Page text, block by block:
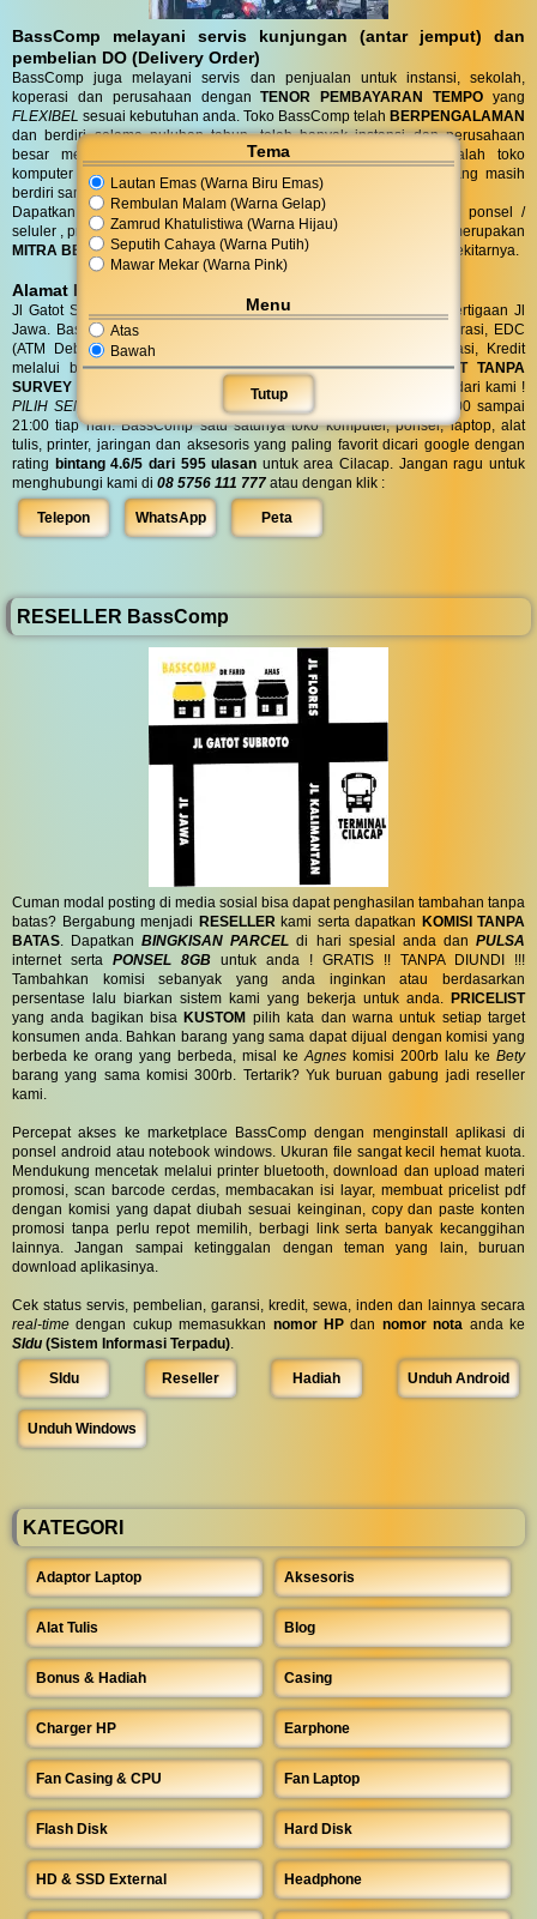
Tema
Lautan Emas (Warna Biru Emas)
Rembulan Malam (Warna Gelap)
Zamrud Khatulistiwa (Warna Hijau)
Seputih Cahaya (Warna Putih)
Mawar Mekar (Warna Pink)
Menu
Atas
Bawah
Tutup
BassComp melayani servis kunjungan (antar jemput) dan
pembelian DO (Delivery Order)
BassComp juga melayani servis dan penjualan untuk instansi, sekolah,
koperasi dan perusahaan denganTENOR PEMBAYARAN TEMPO yang
FLEXIBEL sesuai kebutuhan anda. Toko BassComp telah BERPENGALAMAN
dan berdiri selama puluhan tahun, telah banyak instansi dan perusahaan
besar mempercayai kehandalan teknisi kami. BassComp adalah toko
komputer termurah dan terlengkap serta
TERTUA
asli cilacap yang masih
berdiri sampai saat ini.
Dapatkan penawaran terbaik untuk kebutuhan komputer, laptop, ponsel /
seluler , printer, alat tulis, jaringan dan aksesoris anda. Bass Comp merupakan
MITRA BELANJA dan SERVIS TERPERCAYA
warga Cilacap dan sekitarnya.
Alamat BassComp
Jl Gatot Subroto no 47 Cilacap (100 meter selatan terminal) di pertigaan Jl
Jawa. BassComp melayani pembelian tunai, SIPLAH, BMT / Koperasi, EDC
(ATM Debit dan Kartu Kredit), QRIS, Transfer realtime terintegrasi, Kredit
melalui berbagai leasing.KREDITdi BassComp prosesCEPAT TANPA
SURVEY (RO)
DapatkanBONUS
aksesories spesial dari kami !
PILIH SENDIRI
Langsung tanpa diundi ! BassComp buka jam 08:00 sampai
21:00 tiap hari. BassComp satu satunya toko komputer, ponsel, laptop, alat
tulis, printer, jaringan dan aksesoris yang paling favorit dicari google dengan
rating bintang 4.6/5 dari 595 ulasan untuk area Cilacap. Jangan ragu untuk
menghubungi kami di 08 5756 111 777 atau dengan klik :
Telepon WhatsApp Peta
RESELLER BassComp
Cuman modal posting di media sosial bisa dapat penghasilan tambahan tanpa
batas? Bergabung menjadi RESELLERkami serta dapatkan KOMISI TANPA
BATAS. DapatkanBINGKISAN PARCEL di hari spesial anda danPULSA
internet serta PONSEL 8GB untuk anda ! GRATIS !! TANPA DIUNDI !!!
Tambahkan komisi sebanyak yang anda inginkan atau berdasarkan
persentase lalu biarkan sistem kami yang bekerja untuk anda. PRICELIST
yang anda bagikan bisaKUSTOM pilih kata dan warna untuk setiap target
konsumen anda. Bahkan barang yang sama dapat dijual dengan komisi yang
berbeda ke orang yang berbeda, misal keAgnes komisi 200rb lalu ke Bety
barang yang sama komisi 300rb. Tertarik? Yuk buruan gabung jadi reseller
kami.
Percepat akses ke marketplace BassComp dengan menginstall aplikasi di
ponsel android atau notebook windows. Ukuran file sangat kecil hemat kuota.
Mendukung mencetak melalui printer bluetooth, download dan upload materi
promosi, scan barcode cerdas, membacakan isi layar, membuat pricelist pdf
dengan komisi yang dapat diubah sesuai keinginan, copy dan paste konten
promosi tanpa perlu repot memilih, berbagi link serta banyak kecanggihan
lainnya. Jangan sampai ketinggalan dengan teman yang lain, buruan
download aplikasinya.
Cek status servis, pembelian, garansi, kredit, sewa, inden dan lainnya secara
real-time dengan cukup memasukkan nomor HP dan nomor nota anda ke
SIdu (Sistem Informasi Terpadu).
SIdu Reseller Hadiah Unduh Android
Unduh Windows
KATEGORI
Adaptor Laptop Aksesoris
Alat Tulis Blog
Bonus & Hadiah Casing
Charger HP Earphone
Fan Casing & CPU Fan Laptop
Flash Disk Hard Disk
HD & SSD External Headphone